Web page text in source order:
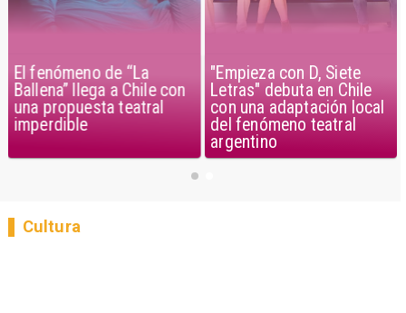
El fenómeno de “La
Ballena” llega a Chile con
una propuesta teatral
imperdible
"Empieza con D, Siete
Letras" debuta en Chile
con una adaptación local
del fenómeno teatral
argentino
Cultura